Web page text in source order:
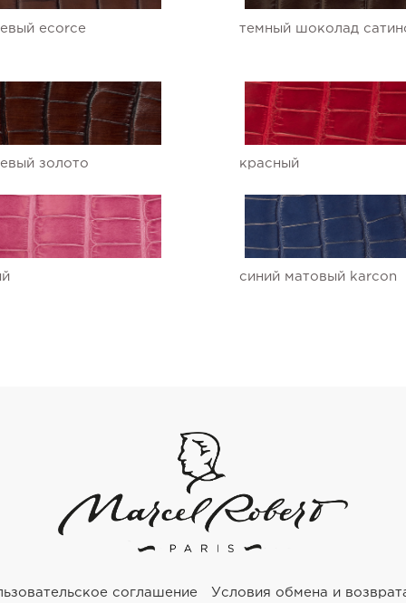
ecorce темный шоколад
золото красный
синий матовый karcon
соглашение Условия обмена и